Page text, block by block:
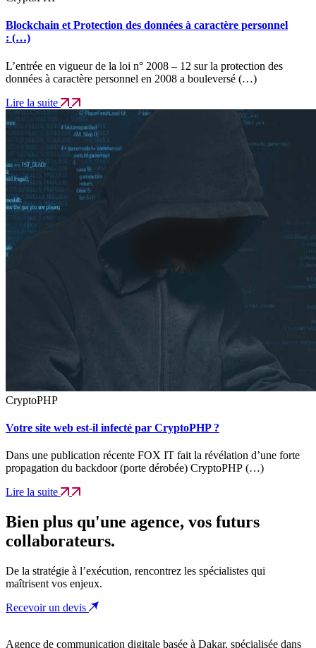
Blockchain et Protection des données à caractère personnel
: (…)
L’entrée en vigueur de la loi n° 2008 – 12 sur la protection des
données à caractère personnel en 2008 a bouleversé (…)
Lire la suite
CryptoPHP
Votre site web est-il infecté par CryptoPHP ?
Dans une publication récente FOX IT fait la révélation d’une forte
propagation du backdoor (porte dérobée) CryptoPHP (…)
Lire la suite
Bien plus qu'une agence, vos futurs
collaborateurs.
De la stratégie à l’exécution, rencontrez les spécialistes qui
maîtrisent vos enjeux.
Recevoir un devis
Agence de communication digitale basée à Dakar, spécialisée dans